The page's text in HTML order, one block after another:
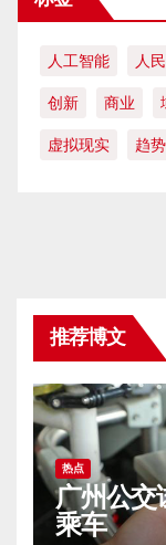
人工智能 人
创新 商业
虚拟现实 趋势
推荐博文
热点
广州公交
乘车